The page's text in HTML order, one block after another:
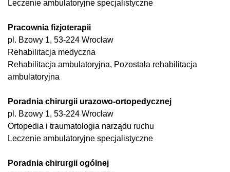
Leczenie ambulatoryjne specjalistyczne
Pracownia fizjoterapii
pl. Bzowy 1, 53-224 Wrocław
Rehabilitacja medyczna
Rehabilitacja ambulatoryjna, Pozostała rehabilitacja
ambulatoryjna
Poradnia chirurgii urazowo-ortopedycznej
pl. Bzowy 1, 53-224 Wrocław
Ortopedia i traumatologia narządu ruchu
Leczenie ambulatoryjne specjalistyczne
Poradnia chirurgii ogólnej